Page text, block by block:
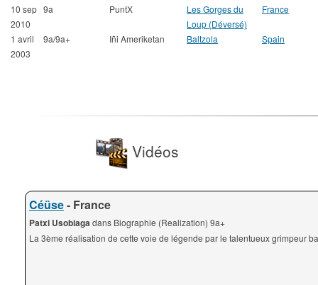
10 sep
2010
9a PuntX
Les Gorges du
Loup (Déversé)
France
1 avril
2003
9a/9a+ Iñi Ameriketan Baltzola Spain
Vidéos
Céüse- France
Patxi Usobiagadans Biographie (Realization) 9a+
La 3ème réalisation de cette voie de légende par le talentueux grimpeur